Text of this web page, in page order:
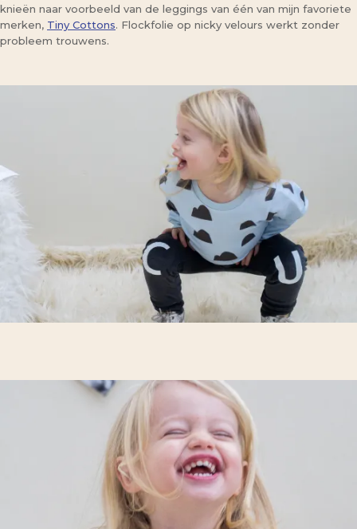
knieën naar voorbeeld van de leggings van één van mijn favoriete
merken, Tiny Cottons. Flockfolie op nicky velours werkt zonder
probleem trouwens.